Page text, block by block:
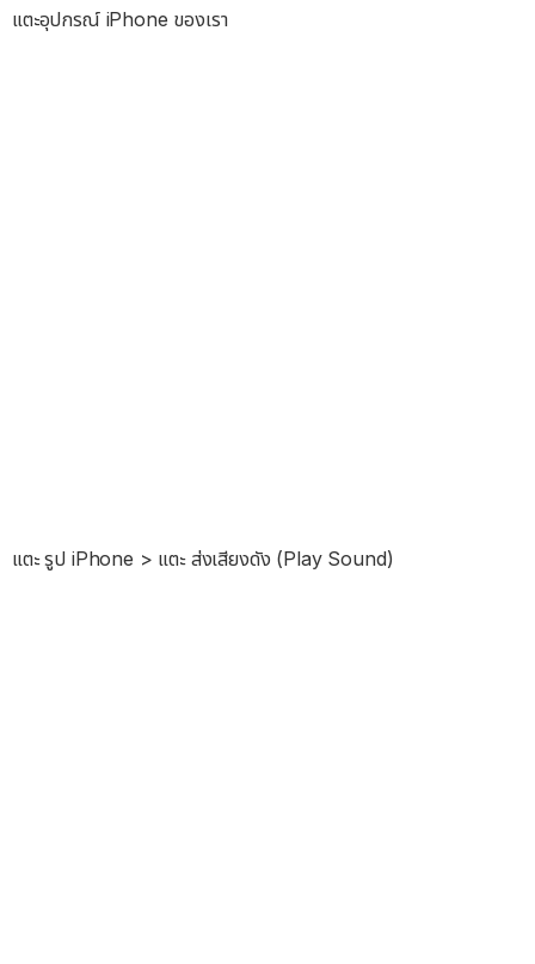
แตะอุปกรณ์ iPhone ของเรา
แตะ รูป iPhone > แตะ ส่งเสียงดัง (Play Sound)